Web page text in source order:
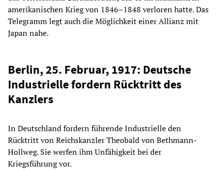
amerikanischen Krieg von 1846–1848 verloren hatte. Das
Telegramm legt auch die Möglichkeit einer Allianz mit
Japan nahe.
Berlin, 25. Februar, 1917: Deutsche
Industrielle fordern Rücktritt des
Kanzlers
In Deutschland fordern führende Industrielle den
Rücktritt von Reichskanzler Theobald von Bethmann-
Hollweg. Sie werfen ihm Unfähigkeit bei der
Kriegsführung vor.